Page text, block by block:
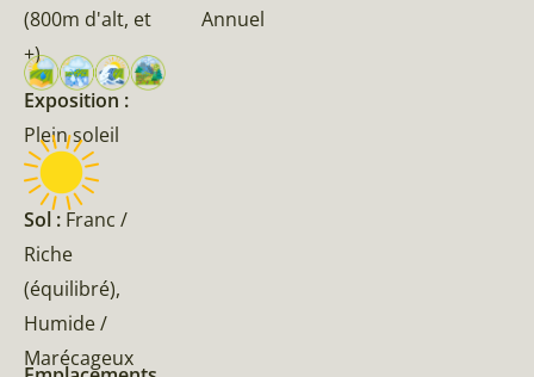
(800m d'alt, et
+)
Exposition :
Plein soleil
Sol : Franc /
Riche
(équilibré),
Humide /
Marécageux
Annuel